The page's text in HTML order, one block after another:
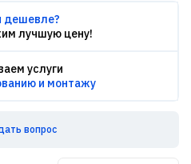
дешевле?
лучшую цену!
услуги
и монтажу
вопрос